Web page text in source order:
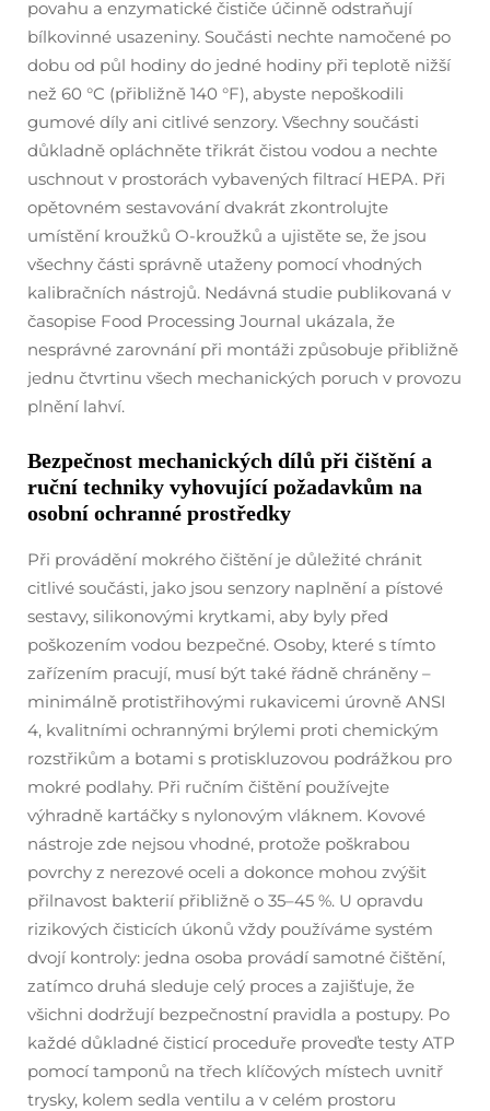
povahu a enzymatické čističe účinně odstraňují
bílkovinné usazeniny. Součásti nechte namočené po
dobu od půl hodiny do jedné hodiny při teplotě nižší
než 60 °C (přibližně 140 °F), abyste nepoškodili
gumové díly ani citlivé senzory. Všechny součásti
důkladně opláchněte třikrát čistou vodou a nechte
uschnout v prostorách vybavených filtrací HEPA. Při
opětovném sestavování dvakrát zkontrolujte
umístění kroužků O-kroužků a ujistěte se, že jsou
všechny části správně utaženy pomocí vhodných
kalibračních nástrojů. Nedávná studie publikovaná v
časopise Food Processing Journal ukázala, že
nesprávné zarovnání při montáži způsobuje přibližně
jednu čtvrtinu všech mechanických poruch v provozu
plnění lahví.
Bezpečnost mechanických dílů při čištění a
ruční techniky vyhovující požadavkům na
osobní ochranné prostředky
Při provádění mokrého čištění je důležité chránit
citlivé součásti, jako jsou senzory naplnění a pístové
sestavy, silikonovými krytkami, aby byly před
poškozením vodou bezpečné. Osoby, které s tímto
zařízením pracují, musí být také řádně chráněny –
minimálně protistřihovými rukavicemi úrovně ANSI
4, kvalitními ochrannými brýlemi proti chemickým
rozstřikům a botami s protiskluzovou podrážkou pro
mokré podlahy. Při ručním čištění používejte
výhradně kartáčky s nylonovým vláknem. Kovové
nástroje zde nejsou vhodné, protože poškrabou
povrchy z nerezové oceli a dokonce mohou zvýšit
přilnavost bakterií přibližně o 35–45 %. U opravdu
rizikových čisticích úkonů vždy používáme systém
dvojí kontroly: jedna osoba provádí samotné čištění,
zatímco druhá sleduje celý proces a zajišťuje, že
všichni dodržují bezpečnostní pravidla a postupy. Po
každé důkladné čisticí proceduře proveďte testy ATP
pomocí tamponů na třech klíčových místech uvnitř
trysky, kolem sedla ventilu a v celém prostoru